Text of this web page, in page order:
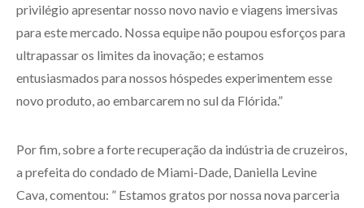
privilégio apresentar nosso novo navio e viagens imersivas
para este mercado. Nossa equipe não poupou esforços para
ultrapassar os limites da inovação; e estamos
entusiasmados para nossos hóspedes experimentem esse
novo produto, ao embarcarem no sul da Flórida.”
Por fim, sobre a forte recuperação da indústria de cruzeiros,
a prefeita do condado de Miami-Dade, Daniella Levine
Cava, comentou: ” Estamos gratos por nossa nova parceria